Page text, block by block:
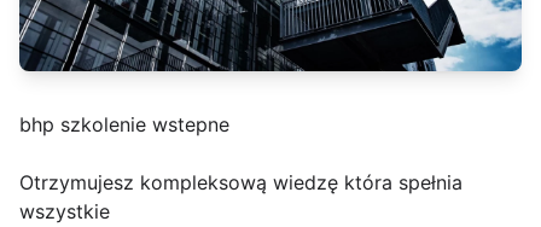
bhp szkolenie wstepne
Otrzymujesz kompleksową wiedzę która spełnia
wszystkie